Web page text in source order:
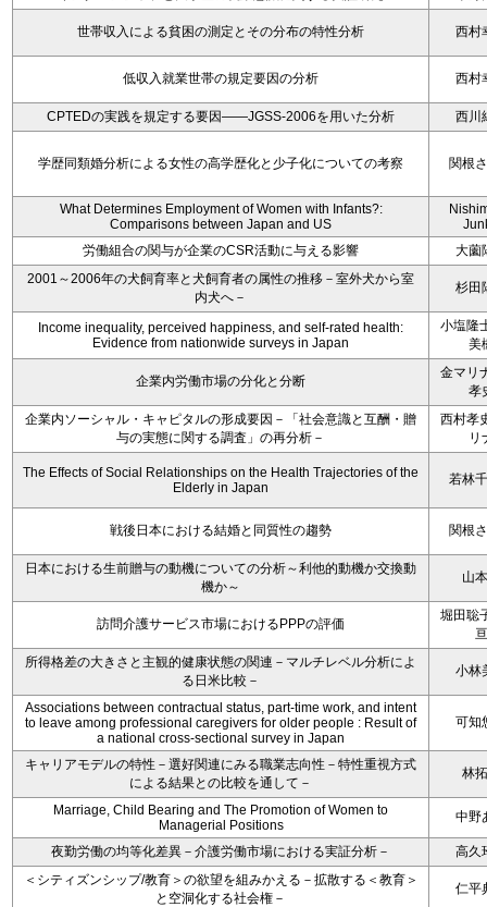
世帯収入による貧困の測定とその分布の特性分析 西村
低収入就業世帯の規定要因の分析 西村
CPTEDの実践を規定する要因――JGSS-2006を用いた分析 西川
学歴同類婚分析による女性の高学歴化と少子化についての考察 関根
What Determines Employment of Women with Infants?:
Comparisons between Japan and US
労働組合の関与が企業のCSR活動に与える影響
大薗
2001～2006年の犬飼育率と犬飼育者の属性の推移－室外犬から室
内犬へ－
杉田
Income inequality, perceived happiness, and self-rated health:
Evidence from nationwide surveys in Japan
小塩隆
美
企業内労働市場の分化と分断
金マリ
孝
企業内ソーシャル・キャピタルの形成要因－「社会意識と互酬・贈
与の実態に関する調査」の再分析－
西村孝
リ
The Effects of Social Relationships on the Health Trajectories of the
Elderly in Japan
若林
戦後日本における結婚と同質性の趨勢 関根
日本における生前贈与の動機についての分析～利他的動機か交換動
機か～
山
訪問介護サービス市場におけるPPPの評価
堀田聡
亘
所得格差の大きさと主観的健康状態の関連－マルチレベル分析によ
る日米比較－
小林
Associations between contractual status, part-time work, and intent
to leave among professional caregivers for older people : Result of
a national cross-sectional survey in Japan
可知
キャリアモデルの特性－選好関連にみる職業志向性－特性重視方式
による結果との比較を通して－
林
Marriage, Child Bearing and The Promotion of Women to
Managerial Positions
中野
夜勤労働の均等化差異－介護労働市場における実証分析－
高久
＜シティズンシップ/教育＞の欲望を組みかえる－拡散する＜教育＞
と空洞化する社会権－
仁平